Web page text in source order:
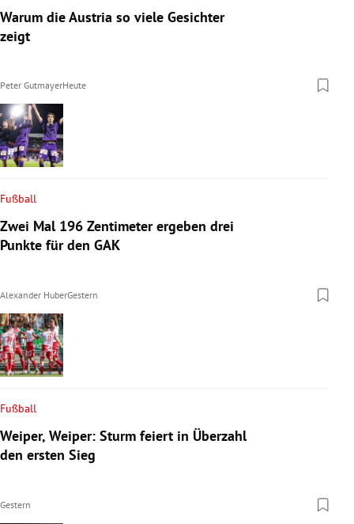
Warum die Austria so viele Gesichter
zeigt
Peter GutmayerHeute
Fußball
Zwei Mal 196 Zentimeter ergeben drei
Punkte für den GAK
Alexander HuberGestern
Fußball
Weiper, Weiper: Sturm feiert in Überzahl
den ersten Sieg
Gestern